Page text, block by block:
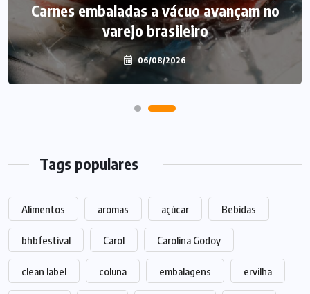
Starbucks aposta em leite proteico no
Brasil
06/08/2026
Tags populares
Alimentos aromas açúcar Bebidas
bhbfestival Carol Carolina Godoy
clean label coluna embalagens ervilha